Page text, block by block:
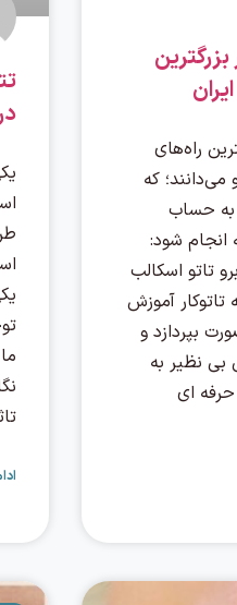
راه‌های
که
به حساب
صورت در ۴ نقطه انجام شود:
تاتو اسکالب
آموزش
بپردازد و
بی نظیر به
ای